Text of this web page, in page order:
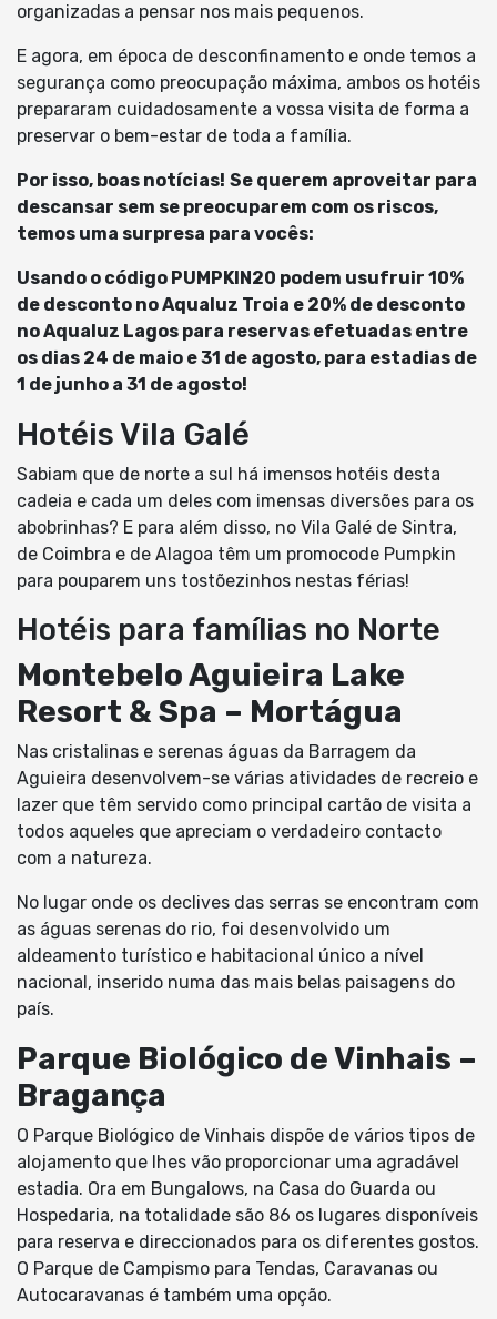
organizadas a pensar nos mais pequenos.
E agora, em época de desconfinamento e onde temos a
segurança como preocupação máxima, ambos os hotéis
prepararam cuidadosamente a vossa visita de forma a
preservar o bem-estar de toda a família.
Por isso, boas notícias! Se querem aproveitar para
descansar sem se preocuparem com os riscos,
temos uma surpresa para vocês:
Usando o código PUMPKIN20 podem usufruir 10%
de desconto no Aqualuz Troia e 20% de desconto
no Aqualuz Lagos para reservas efetuadas entre
os dias 24 de maio e 31 de agosto, para estadias de
1 de junho a 31 de agosto!
Hotéis Vila Galé
Sabiam que de norte a sul há imensos hotéis desta
cadeia e cada um deles com imensas diversões para os
abobrinhas? E para além disso, no Vila Galé de Sintra,
de Coimbra e de Alagoa têm um promocode Pumpkin
para pouparem uns tostõezinhos nestas férias!
Hotéis para famílias no Norte
Montebelo Aguieira Lake
Resort & Spa – Mortágua
Nas cristalinas e serenas águas da Barragem da
Aguieira desenvolvem-se várias atividades de recreio e
lazer que têm servido como principal cartão de visita a
todos aqueles que apreciam o verdadeiro contacto
com a natureza.
No lugar onde os declives das serras se encontram com
as águas serenas do rio, foi desenvolvido um
aldeamento turístico e habitacional único a nível
nacional, inserido numa das mais belas paisagens do
país.
Parque Biológico de Vinhais –
Bragança
O Parque Biológico de Vinhais dispõe de vários tipos de
alojamento que lhes vão proporcionar uma agradável
estadia. Ora em Bungalows, na Casa do Guarda ou
Hospedaria, na totalidade são 86 os lugares disponíveis
para reserva e direccionados para os diferentes gostos.
O Parque de Campismo para Tendas, Caravanas ou
Autocaravanas é também uma opção.